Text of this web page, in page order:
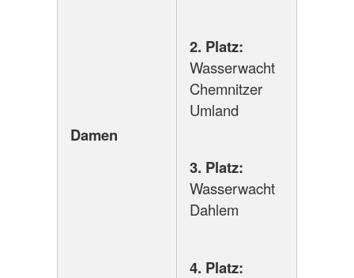
Damen
2. Platz:
Wasserwacht
Chemnitzer
Umland
3. Platz:
Wasserwacht
Dahlem
4. Platz: